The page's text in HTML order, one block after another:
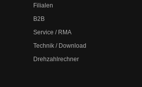
Filialen
B2B
Service / RMA
Technik / Download
Drehzahlrechner